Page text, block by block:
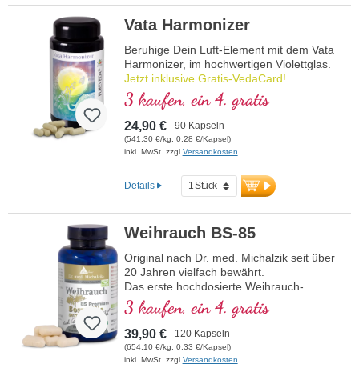
Vata Harmonizer
Beruhige Dein Luft-Element mit dem Vata
Harmonizer, im hochwertigen Violettglas.
Jetzt inklusive Gratis-VedaCard!
3 kaufen, ein 4. gratis
24,90 € 90 Kapseln
(541,30 €/kg, 0,28 €/Kapsel)
inkl. MwSt. zzgl Versandkosten
Details
Weihrauch BS-85
Original nach Dr. med. Michalzik seit über
20 Jahren vielfach bewährt.
Das erste hochdosierte Weihrauch-
Produkt mit 85 % Boswellia-Säuren auf
dem deutschen Markt überhaupt.
Für eine optimale Bioverfügbarkeit
entwickelt.
Hypoallergen durch die Biotikon
3 kaufen, ein 4. gratis
39,90 € 120 Kapseln
(654,10 €/kg, 0,33 €/Kapsel)
inkl. MwSt. zzgl Versandkosten